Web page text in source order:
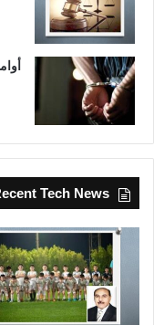
Tech News